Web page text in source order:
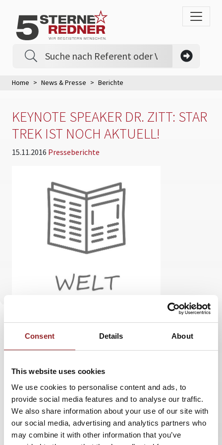
Consent Details About
This website uses cookies
We use cookies to personalise content and ads, to
provide social media features and to analyse our traffic.
We also share information about your use of our site with
our social media, advertising and analytics partners who
may combine it with other information that you’ve
Home News & Presse Berichte
KEYNOTE SPEAKER DR. ZITT: STAR
TREK IST NOCH AKTUELL!
15.11.2016 Presseberichte
Die Zeitung DIE WELT hat einen Artikel über 5
Sterne RednerDr. Hubert Zittveröffentlicht:
Von Star Trek lässt sich noch immer lernen
Fünfzig Jahre ist es jetzt her, dass der Science-Fiction-
Klassiker Star Trek ins Fernsehen kam. Dennoch könne
man heute noch viel von der Kultserie lernen, stellt Dr.
Hubert Zitt fest. Zitt ist Elektroingenieur und